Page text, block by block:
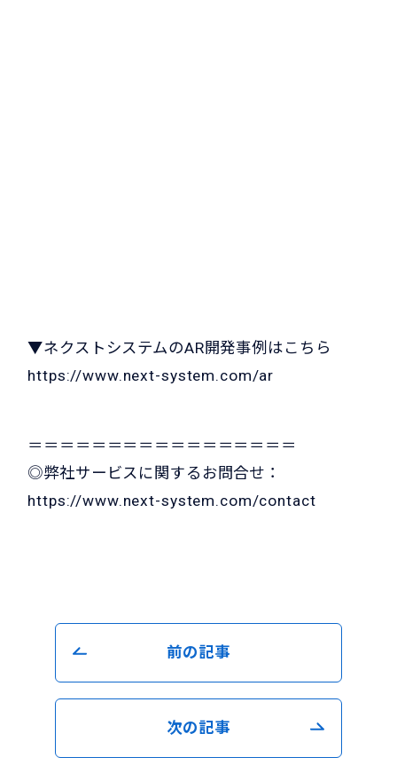
▼ネクストシステムのAR開発事例はこちら
https://www.next-system.com/ar
＝＝＝＝＝＝＝＝＝＝＝＝＝＝＝＝＝
◎弊社サービスに関するお問合せ：
https://www.next-system.com/contact
前の記事
次の記事